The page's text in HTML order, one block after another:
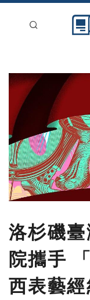
新聞稿分類
刊登
洛杉磯
院攜手
西表藝